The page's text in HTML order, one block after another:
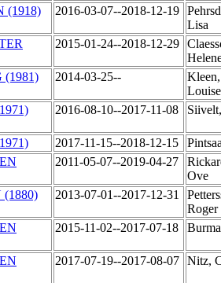
(1918)
2016-03-07--2018-12-19
Lisa
2015-01-24--2018-12-29
2014-03-25--
2016-08-10--2017-11-08
2017-11-15--2018-12-15
2011-05-07--2019-04-27
Ove
(1880)
2013-07-01--2017-12-31
Roger
2015-11-02--2017-07-18
2017-07-19--2017-08-07 Nitz,